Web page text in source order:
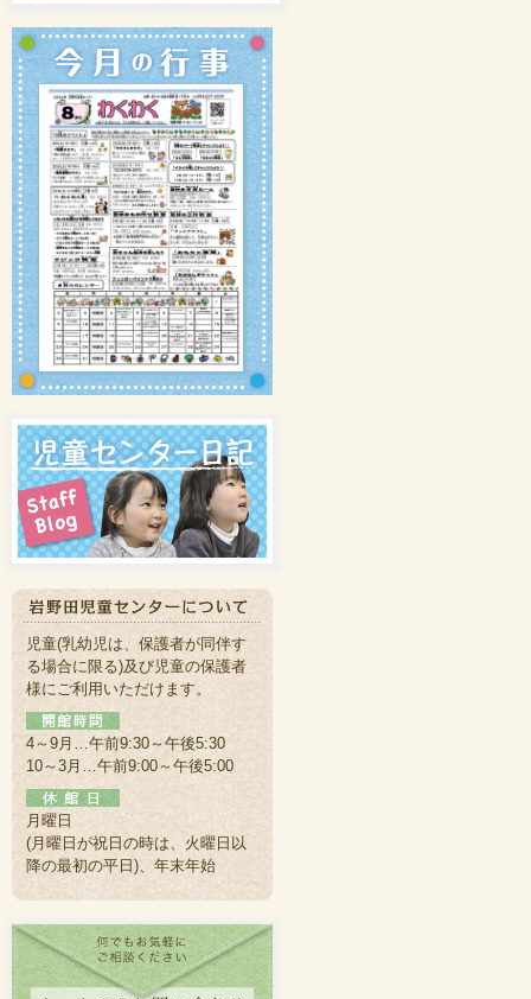
児童(乳幼児は、保護者が同伴す
る場合に限る)及び児童の保護者
様にご利用いただけます。
4～9月…午前9:30～午後5:30
10～3月…午前9:00～午後5:00
月曜日
(月曜日が祝日の時は、火曜日以
降の最初の平日)、年末年始